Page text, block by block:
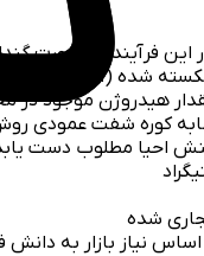
فرآیند به صورت
شده (اما با حذف
هیدروژن موجود در
احیا مطلوب دست
شده
به دانش فنی آن، قابل